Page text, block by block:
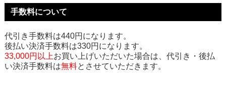
手数料について
代引き手数料は440円になります。
後払い決済手数料は330円になります。
33,000円以上お買い上げいただいた場合は、代引き・後払
い決済手数料は無料とさせていただきます。